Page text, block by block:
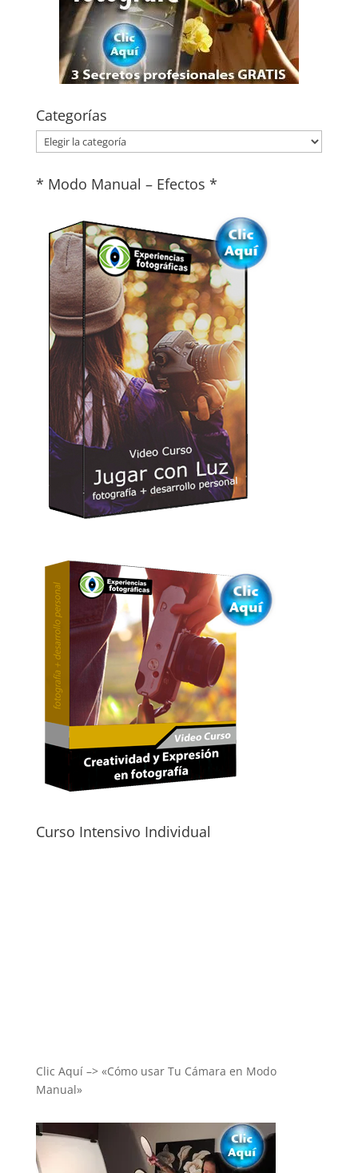
Categorías
Categorías
* Modo Manual – Efectos *
Curso Intensivo Individual
Clic Aquí –> «Cómo usar Tu Cámara en Modo
Manual»